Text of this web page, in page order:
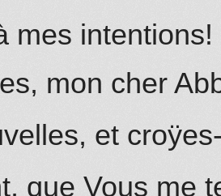
mes intentions!
mon cher
et
que Vous me